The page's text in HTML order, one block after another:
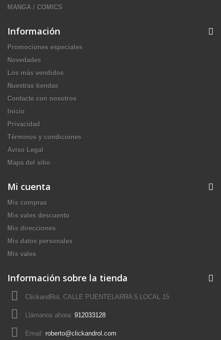
MANGA / COMICS
Información
Promociones especiales
Novedades
Los más vendidos
Nuestras tiendas
Contacte con nosotros
Inicio
Privacidad
Términos y condiciones
Aviso Legal
Mapa del sitio
Mi cuenta
Mis compras
Mis vales descuento
Mis direcciones
Mis datos personales
Mis vales
Información sobre la tienda
ClickandRol, CALLE PUENTELARRA 5 LOCAL 15
Llámanos ahora: 912033128
Email: roberto@clickandrol.com